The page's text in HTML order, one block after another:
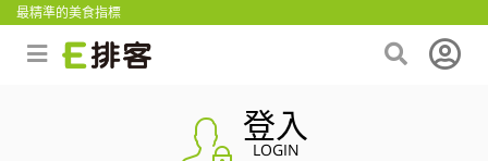
最精準的美食指標
登入
LOGIN